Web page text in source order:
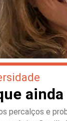
percalços e